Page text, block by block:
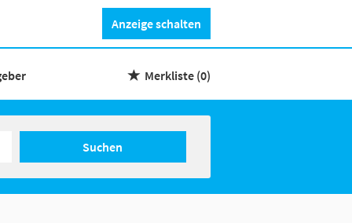
Anzeige schalten
Merkliste (0)
Suchen